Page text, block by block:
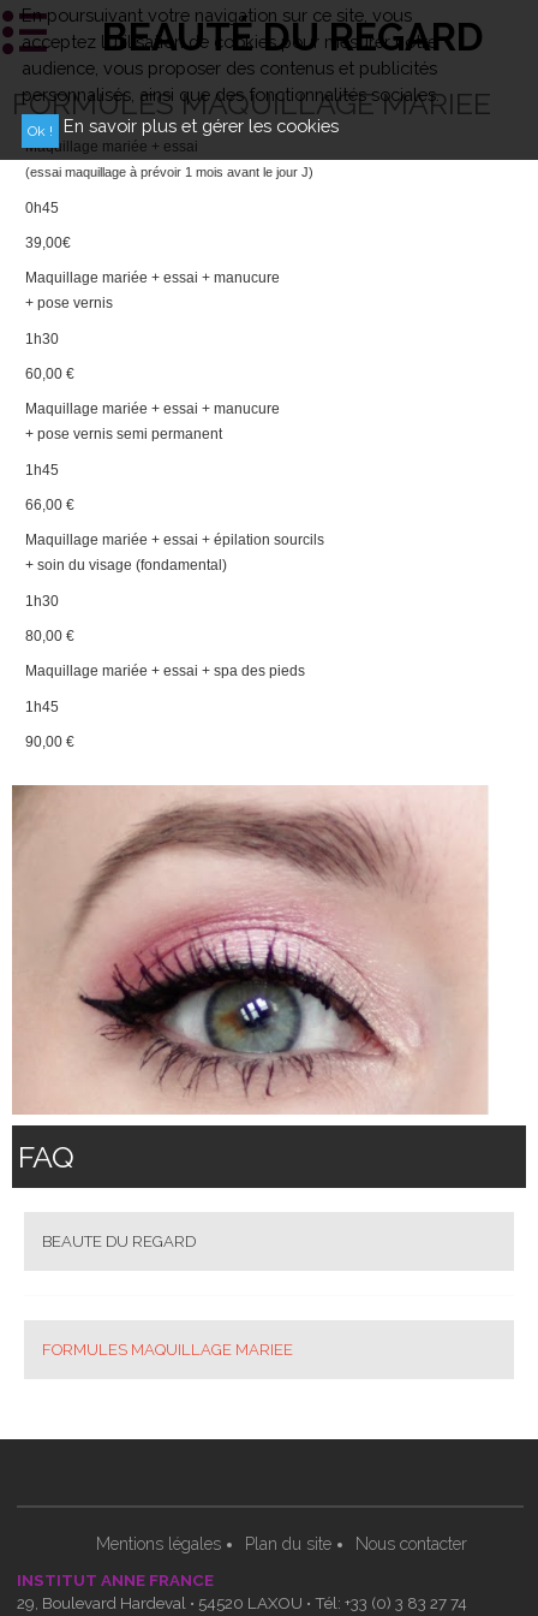
En poursuivant votre navigation sur ce site, vous
acceptez l’utilisation de cookies pour mesurer notre
audience, vous proposer des contenus et publicités
personnalisés, ainsi que des fonctionnalités sociales.
En savoir plus et gérer les cookies
BEAUTÉ DU REGARD
FORMULES MAQUILLAGE MARIEE
Maquillage mariée + essai
(essai maquillage à prévoir 1 mois avant le jour J)
0h45
39,00€
Maquillage mariée + essai + manucure
+ pose vernis
1h30
60,00 €
Maquillage mariée + essai + manucure
+ pose vernis semi permanent
1h45
66,00 €
Maquillage mariée + essai + épilation sourcils
+ soin du visage (fondamental)
1h30
80,00 €
Maquillage mariée + essai + spa des pieds
1h45
90,00 €
FAQ
BEAUTE DU REGARD
FORMULES MAQUILLAGE MARIEE
Mentions légales Plan du site
Nous contacter
INSTITUT ANNE FRANCE
29, Boulevard Hardeval • 54520 LAXOU • Tél: +33 (0) 3 83 27 74